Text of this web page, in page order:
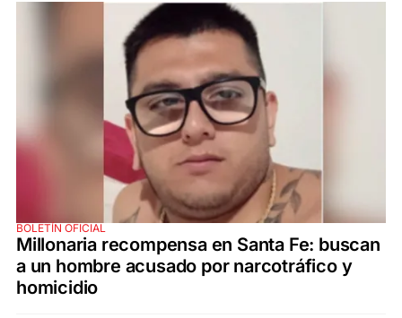
BOLETÍN OFICIAL
Millonaria recompensa en Santa Fe: buscan
a un hombre acusado por narcotráfico y
homicidio